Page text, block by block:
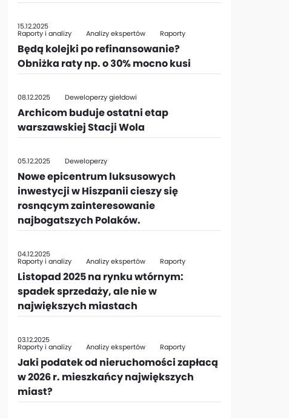
15.12.2025
Raporty i analizy Analizy ekspertów Raporty
Będą kolejki po refinansowanie?
Obniżka raty np. o 30% mocno kusi
08.12.2025 Deweloperzy giełdowi
Archicom buduje ostatni etap
warszawskiej Stacji Wola
05.12.2025 Deweloperzy
Nowe epicentrum luksusowych
inwestycji w Hiszpanii cieszy się
rosnącym zainteresowanie
najbogatszych Polaków.
04.12.2025
Raporty i analizy Analizy ekspertów Raporty
Listopad 2025 na rynku wtórnym:
spadek sprzedaży, ale nie w
największych miastach
03.12.2025
Raporty i analizy Analizy ekspertów Raporty
Jaki podatek od nieruchomości zapłacą
w 2026 r. mieszkańcy największych
miast?